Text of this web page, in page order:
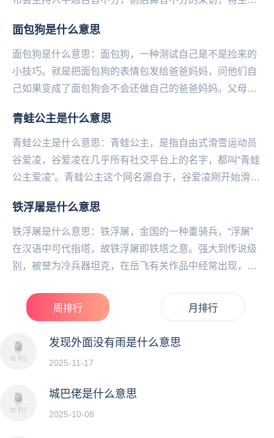
学...
面包狗是什么意思
面包狗是什么意思：面包狗，一‌‌‌‌‌‌‌‌‌‌‌‌种测试自己是不是捡来的
小技巧。就是把面包狗的表情包发给爸爸妈妈，问他们自
己如果变成了面包狗会不会还做自己的爸爸妈妈。父母们
青蛙公主是什么意思
青蛙公主是什么意思：青蛙公主，是指自由式滑雪运动员
谷爱凌，谷爱凌在几乎所有社交平台上的名字，都叫“青蛙
公主爱凌”。青蛙公主这个网名源自于，谷爱凌刚开始滑雪
铁浮屠是什么意思
铁浮屠是什么意思：铁浮屠，金国的一种重骑兵，“浮屠”
在汉语中可代指塔，故铁浮屠即铁塔之意。强大到传说级
别，被誉为冷兵器坦克‌‌‌‌‌‌‌‌‌‌‌，在岳飞有关作品中经常出现，但
周排行 月排行
发现外面没有雨是什么意思
2025-11-17
城巴佬是什么意思
2025-10-08